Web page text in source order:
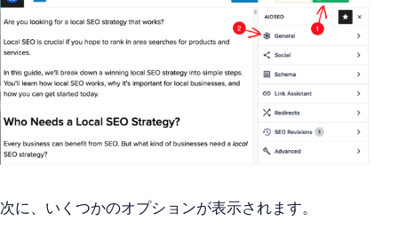
次に、いくつかのオプションが表示されます。